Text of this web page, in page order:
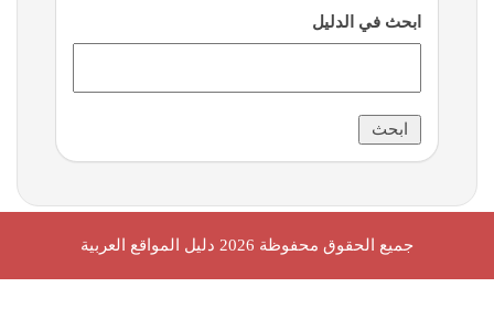
ابحث في الدليل
جميع الحقوق محفوظة 2026 دليل المواقع العربية